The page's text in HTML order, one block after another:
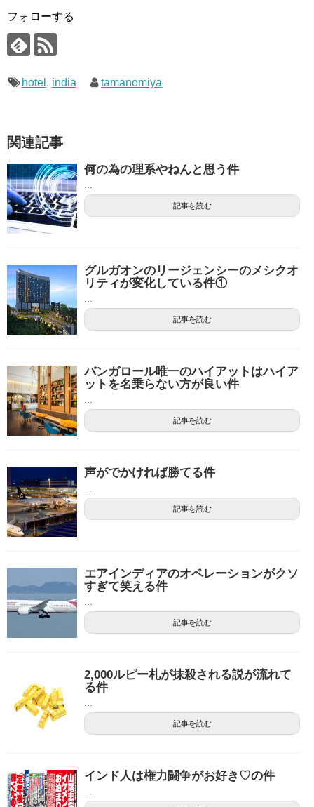
フォローする
hotel , india tamanomiya
関連記事
何の為の理系やねんと思う件
...
記事を読む
グルガオンのリージェンシーのメシクオ
リティが変化している件①
...
記事を読む
バンガロール唯一のハイアットはハイア
ットを名乗らない方が良い件
...
記事を読む
声がでかければ勝てる件
...
記事を読む
エアインディアのオペレーションがクソ
すぎて笑える件
...
記事を読む
2,000ルピー札が抹殺される説が流れて
る件
...
記事を読む
インド人は権力闘争がお好き♡の件
...